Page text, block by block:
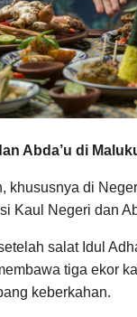
Abda’u di
khususnya di
Kaul Negeri dan
salat Idul
tiga ekor
keberkahan.